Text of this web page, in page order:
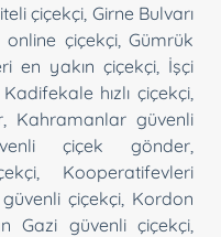
çiçekçi Girne Bulvarı
online çiçekçi,Gümrük
en yakın çiçekçi, İşçi
Kadifekale hızlı çiçekçi
Kahramanlar güvenli
çiçek gönder
Kooperatifevleri
çiçekçi Kordon
Gazi güvenli çiçekçi